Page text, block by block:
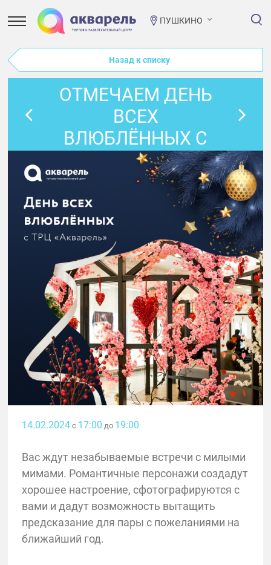
ПУШКИНО
Назад к списку
ОТМЕЧАЕМ ДЕНЬ
ВСЕХ
ВЛЮБЛЁННЫХ С
«АКВАРЕЛЬЮ»!
14.02.2024с 17:00 до 19:00
Вас ждут незабываемые встречи с милыми
мимами. Романтичные персонажи создадут
хорошее настроение, сфотографируются с
вами и дадут возможность вытащить
предсказание для пары с пожеланиями на
ближайший год.